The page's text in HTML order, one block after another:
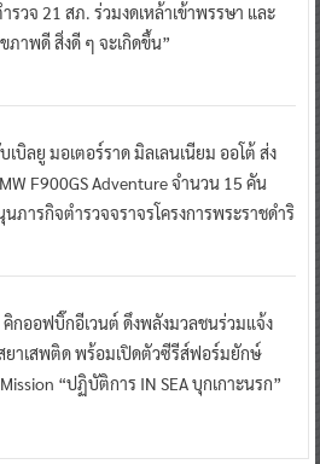
ำรวจ 21 สภ. ร่วมงดเหล้าเข้าพรรษา และ
าพดี สิ่งดี ๆ จะเกิดขึ้น”
เบิลยู มอเตอร์ราด มิลเลนเนียม ออโต้ ส่ง
F900GS Adventure จำนวน 15 คัน
ภารกิจตำรวจจราจรโครงการพระราชดำริ
กออฟบิ๊กอีเวนต์ ดึงพลังมวลชนร่วมแจ้ง
ยาเสพติด พร้อมเปิดตัวซีรีส์ฟอร์มยักษ์
“ปฏิบัติการ IN SEA บุกเกาะนรก”